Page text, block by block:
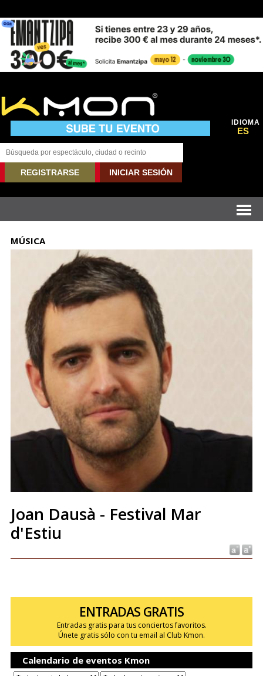
IDIOMA
ES
REGISTRARSE INICIAR SESIÓN
MÚSICA
Joan Dausà - Festival Mar
d'Estiu
ENTRADAS GRATIS
Entradas gratis para tus conciertos favoritos.
Únete gratis sólo con tu email al Club Kmon.
Calendario de eventos Kmon